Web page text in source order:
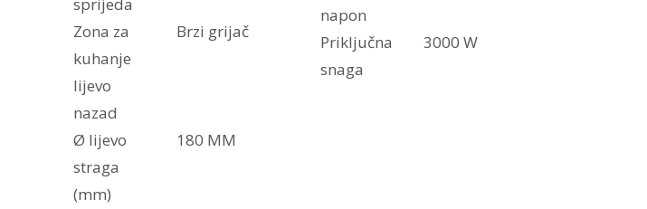
Zona za
kuhanje
lijevo
nazad
Brzi grijač
Ø lijevo
straga
(mm)
180 MM
napon
Priključna
snaga
3000 W